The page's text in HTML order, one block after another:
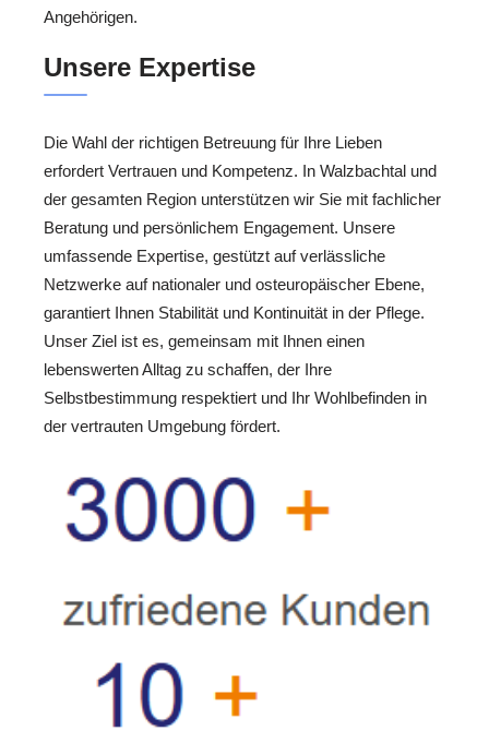
Angehörigen.
Unsere Expertise
Die Wahl der richtigen Betreuung für Ihre Lieben
erfordert Vertrauen und Kompetenz. In Walzbachtal und
der gesamten Region unterstützen wir Sie mit fachlicher
Beratung und persönlichem Engagement. Unsere
umfassende Expertise, gestützt auf verlässliche
Netzwerke auf nationaler und osteuropäischer Ebene,
garantiert Ihnen Stabilität und Kontinuität in der Pflege.
Unser Ziel ist es, gemeinsam mit Ihnen einen
lebenswerten Alltag zu schaffen, der Ihre
Selbstbestimmung respektiert und Ihr Wohlbefinden in
der vertrauten Umgebung fördert.